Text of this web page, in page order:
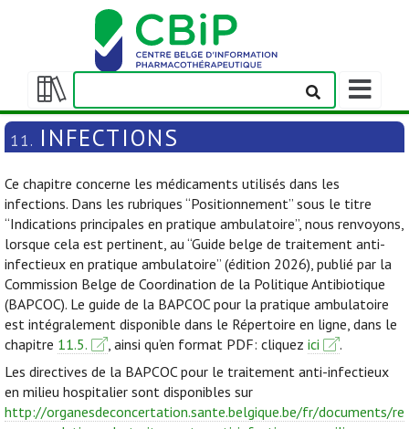
Afficher/masquer
la
table
matières
Afficher/
la
barre
navigation
11. INFECTIONS
Ce chapitre concerne les médicaments utilisés dans les
infections. Dans les rubriques “Positionnement” sous le titre
“Indications principales en pratique ambulatoire”, nous renvoyons,
lorsque cela est pertinent, au “Guide belge de traitement anti-
infectieux en pratique ambulatoire” (édition 2026), publié par la
Commission Belge de Coordination de la Politique Antibiotique
(BAPCOC). Le guide de la BAPCOC pour la pratique ambulatoire
est intégralement disponible dans le Répertoire en ligne, dans le
chapitre 11.5. , ainsi qu’en format PDF: cliquez ici
.
Les directives de la BAPCOC pour le traitement anti-infectieux
en milieu hospitalier sont disponibles sur
http://organesdeconcertation.sante.belgique.be/fr/documents/re